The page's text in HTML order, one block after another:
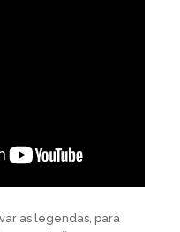
as legendas, para